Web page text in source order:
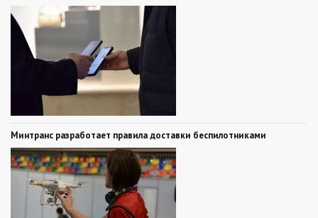
Минтранс разработает правила доставки беспилотниками